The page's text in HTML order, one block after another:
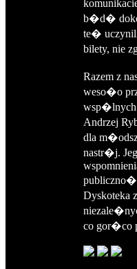
b�d�
te�
bilety, nie
Razem z
weso�o
Andrzej
dla
nastr�j.
Dyskoteka
co gor�co